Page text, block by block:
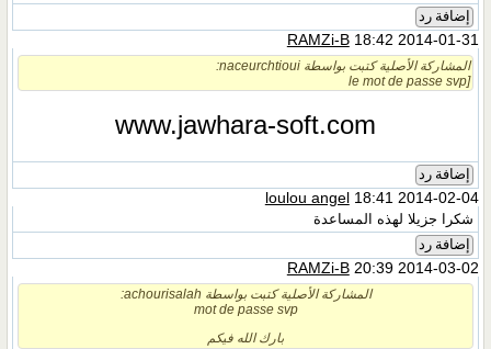
إضافة رد
RAMZi-B18:42 2014-01-31
المشاركة الأصلية كتبت بواسطة naceurchtioui:
[le mot de passe svp
www.jawhara-soft.com
إضافة رد
loulou angel18:41 2014-02-04
شكرا جزيلا لهذه المساعدة
إضافة رد
RAMZi-B20:39 2014-03-02
المشاركة الأصلية كتبت بواسطة achourisalah:
mot de passe svp
بارك الله فيكم